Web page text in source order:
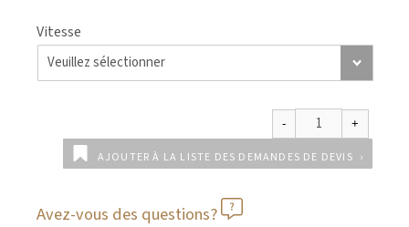
Vitesse
AJOUTER À LA LISTE DES DEMANDES DE DEVIS
Avez-vous des questions?